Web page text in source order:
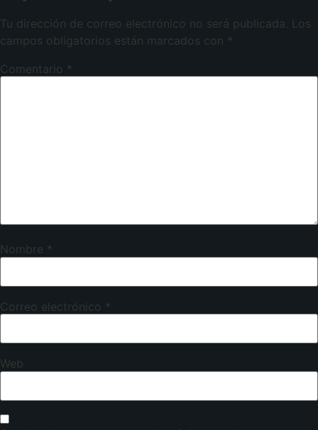
Tu dirección de correo electrónico no será publicada. Los
campos obligatorios están marcados con *
Comentario *
Nombre *
Correo electrónico *
Web